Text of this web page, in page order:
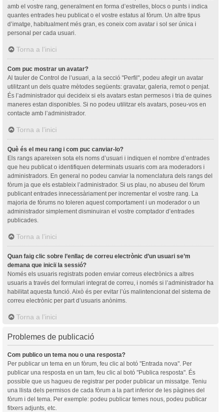
amb el vostre rang, generalment en forma d’estrelles, blocs o punts i indica
quantes entrades heu publicat o el vostre estatus al fòrum. Un altre tipus
d’imatge, habitualment més gran, es coneix com avatar i sol ser única i
personal per cada usuari.
Torna a l’inici
Com puc mostrar un avatar?
Al tauler de Control de l’usuari, a la secció "Perfil", podeu afegir un avatar
utilitzant un dels quatre mètodes següents: gravatar, galeria, remot o penjat.
És l’administrador qui decideix si els avatars estan permesos i tria de quines
maneres estan disponibles. Si no podeu utilitzar els avatars, poseu-vos en
contacte amb l’administrador.
Torna a l’inici
Què és el meu rang i com puc canviar-lo?
Els rangs apareixen sota els noms d’usuari i indiquen el nombre d’entrades
que heu publicat o identifiquen determinats usuaris com ara moderadors i
administradors. En general no podeu canviar la nomenclatura dels rangs del
fòrum ja que els estableix l’administrador. Si us plau, no abuseu del fòrum
publicant entrades innecessàriament per incrementar el vostre rang. La
majoria de fòrums no toleren aquest comportament i un moderador o un
administrador simplement disminuiran el vostre comptador d’entrades
publicades.
Torna a l’inici
Quan faig clic sobre l’enllaç de correu electrònic d’un usuari se’m
demana que iniciï la sessió?
Només els usuaris registrats poden enviar correus electrònics a altres
usuaris a través del formulari integrat de correu, i només si l’administrador ha
habilitat aquesta funció. Això és per evitar l’ús malintencionat del sistema de
correu electrònic per part d’usuaris anònims.
Torna a l’inici
Problemes de publicació
Com publico un tema nou o una resposta?
Per publicar un tema en un fòrum, feu clic al botó "Entrada nova". Per
publicar una resposta en un tam, feu clic al botó "Publica resposta". És
possible que us hagueu de registrar per poder publicar un missatge. Teniu
una llista dels permisos de cada fòrum a la part inferior de les pàgines del
fòrum i del tema. Per exemple: podeu publicar temes nous, podeu publicar
fitxers adjunts, etc.